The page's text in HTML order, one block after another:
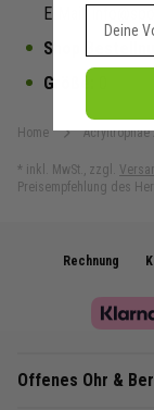
Home Acryltrophäe
* inkl. MwSt. zzgl.
Preisempfehlung des
E-Mail:
Shop
Größe:
Rechnung
Offenes Ohr &